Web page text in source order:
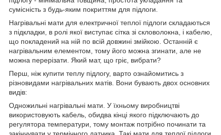
сумісність з будь-яким покриттям для підлоги.
Нагрівальні мати для електричної теплої підлоги складаються
з підкладки, в ролі якої виступає сітка зі скловолокна, і кабелю,
що покладений на ній по всій довжині змійкою. Останній є
нагрівальним елементом, тому його можна згинати, але не
можна перерізати. Який мат, що гріє, вибрати?
Перш, ніж купити теплу підлогу, варто ознайомитись з
різновидами нагрівальних матів. Вони бувають двох основних
видів:
Одножильні нагрівальні мати. У їхньому виробництві
використовують кабель, обидва кінці якого підключають до
регулятора температури, тому монтаж потрібно починати та
закінчувати у термічного датчика. Такі мати для теплої підлоги